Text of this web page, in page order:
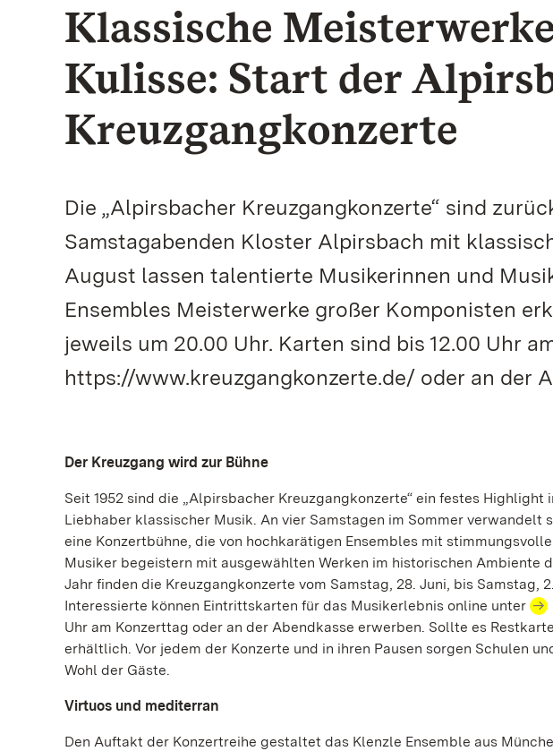
Klassische
Kulisse: Start der
Kreuzgangkonzerte
Die „Alpirsbacher Kreuzgangkonzerte“ sind
Samstagabenden Kloster Alpirsbach mit
August lassen talentierte Musikerinnen und
Ensembles Meisterwerke großer Komponisten
jeweils um 20.00 Uhr. Karten sind bis 12.00 Uhr
https://www.kreuzgangkonzerte.de/ oder an der
Der Kreuzgang wird zur Bühne
Seit 1952 sind die „Alpirsbacher Kreuzgangkonzerte“ ein festes
Liebhaber klassischer Musik. An vier Samstagen im Sommer verwandelt
eine Konzertbühne, die von hochkarätigen Ensembles mit
Musiker begeistern mit ausgewählten Werken im historischen Ambiente
Jahr finden die Kreuzgangkonzerte vom Samstag, 28. Juni, bis Samstag,
Interessierte können Eintrittskarten für das Musikerlebnis online unter
Uhr am Konzerttag oder an der Abendkasse erwerben. Sollte es
erhältlich. Vor jedem der Konzerte und in ihren Pausen sorgen Schulen
Wohl der Gäste.
Virtuos und mediterran
Den Auftakt der Konzertreihe gestaltet das Klenzle Ensemble aus